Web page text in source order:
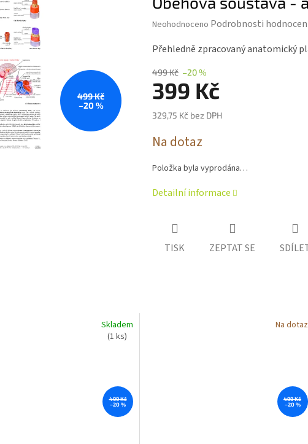
499 Kč
–20 %
Průměrné
produktu
0,0
z 5
hvězdiček.
Neohodnoceno Podrobnosti
Přehledně zpracovaný anatomický
499 Kč –20 %
399 Kč
329,75 Kč bez DPH
cena:
Na dotaz
Položka byla vyprodána…
Detailní informace
TISK ZEPTAT SE
499 Kč
–20 %
Skladem
(1 ks)
499 Kč
–20 %
Na dotaz